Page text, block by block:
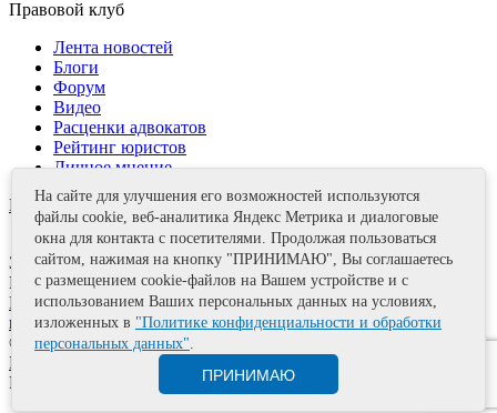
Правовой клуб
Лента новостей
Блоги
Форум
Видео
Расценки адвокатов
Рейтинг юристов
Личное мнение
Контакты
Задать вопрос
Поделиться
Политика информационной безопасности Правила
использования материалов
© 2011—2026 А.Е. Мишушин
Карта сайта
Разработка сайта
На сайте для улучшения его возможностей используются
файлы cookie, веб-аналитика Яндекс Метрика и диалоговые
окна для контакта с посетителями. Продолжая пользоваться
сайтом, нажимая на кнопку "ПРИНИМАЮ", Вы соглашаетесь
с размещением cookie-файлов на Вашем устройстве и с
использованием Ваших персональных данных на условиях,
изложенных в "Политике конфиденциальности и обработки
персональных данных".
ПРИНИМАЮ